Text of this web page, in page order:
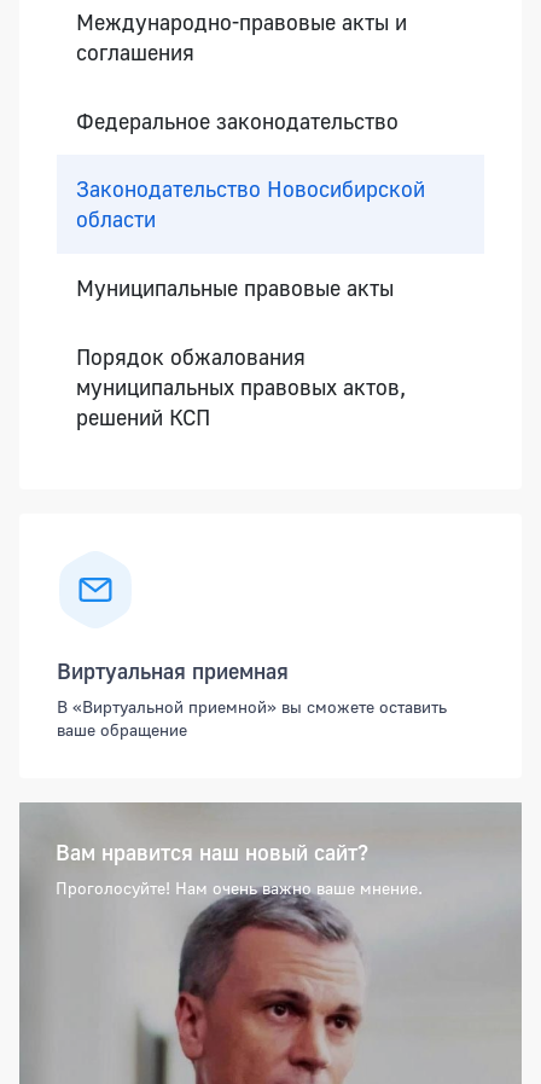
Международно-правовые акты и
соглашения
Федеральное законодательство
Законодательство Новосибирской
области
Муниципальные правовые акты
Порядок обжалования
муниципальных правовых актов,
решений КСП
Виртуальная приемная
В «Виртуальной приемной» вы сможете оставить
ваше обращение
Вам нравится наш новый сайт?
Проголосуйте! Нам очень важно ваше мнение.